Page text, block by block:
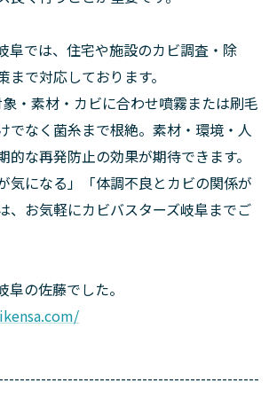
阜では、住宅や施設のカビ調査・除
まで対応しております。
・素材・カビに合わせ噴霧または刷毛
でなく菌糸まで根絶。素材・環境・人
的な再発防止の効果が期待できます。
気になる」「体調不良とカビの関係が
、お気軽にカビバスターズ岐阜までご
阜の佐藤でした。